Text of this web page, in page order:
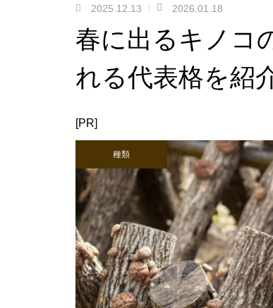
2025.12.13 2026.01.18
春に出るキノコ
れる代表格を紹
[PR]
種類